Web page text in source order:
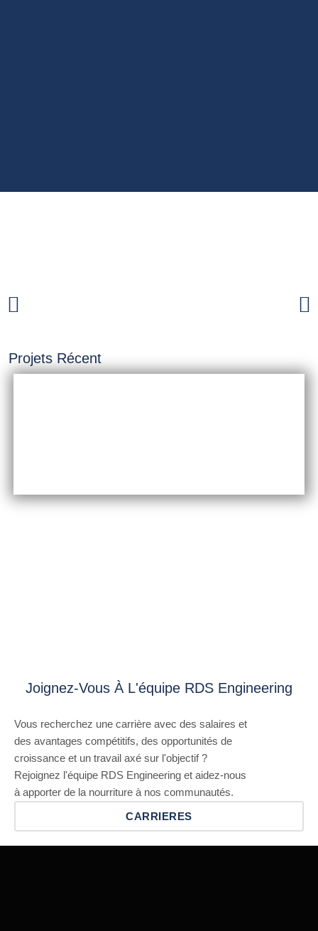
Projets Récent
Joignez-Vous À L'équipe RDS Engineering
Vous recherchez une carrière avec des salaires et
des avantages compétitifs, des opportunités de
croissance et un travail axé sur l'objectif ?
Rejoignez l'équipe RDS Engineering et aidez-nous
à apporter de la nourriture à nos communautés.
CARRIERES